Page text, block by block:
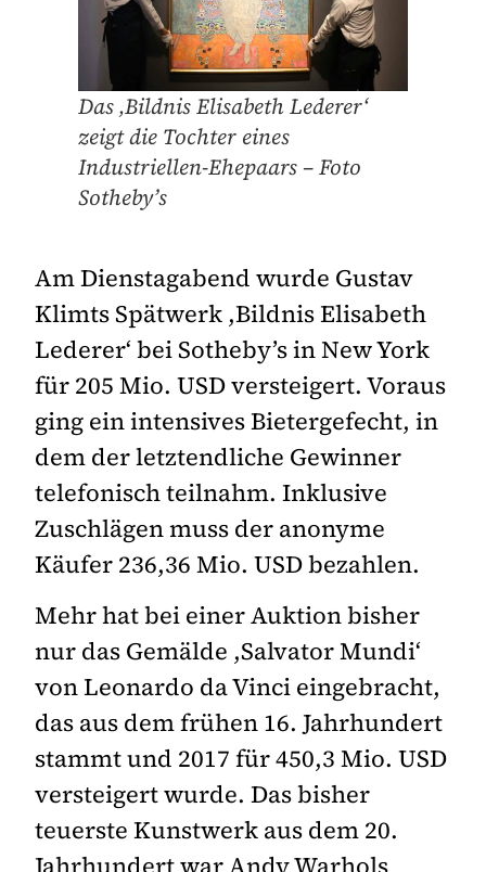
Das ‚Bildnis Elisabeth Lederer‘
zeigt die Tochter eines
Industriellen-Ehepaars – Foto
Sotheby’s
Am Dienstagabend wurde Gustav
Klimts Spätwerk ,Bildnis Elisabeth
Lederer‘ bei Sotheby’s in New York
für 205 Mio. USD versteigert. Voraus
ging ein intensives Bietergefecht, in
dem der letztendliche Gewinner
telefonisch teilnahm. Inklusive
Zuschlägen muss der anonyme
Käufer 236,36 Mio. USD bezahlen.
Mehr hat bei einer Auktion bisher
nur das Gemälde ,Salvator Mundi‘
von Leonardo da Vinci eingebracht,
das aus dem frühen 16. Jahrhundert
stammt und 2017 für 450,3 Mio. USD
versteigert wurde. Das bisher
teuerste Kunstwerk aus dem 20.